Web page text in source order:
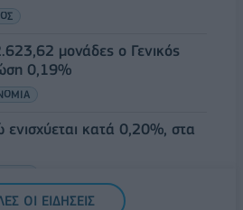
μονάδες ο Γενικός
0,19%
κατά 0,20%, στα
ΟΙ ΕΙΔΗΣΕΙΣ